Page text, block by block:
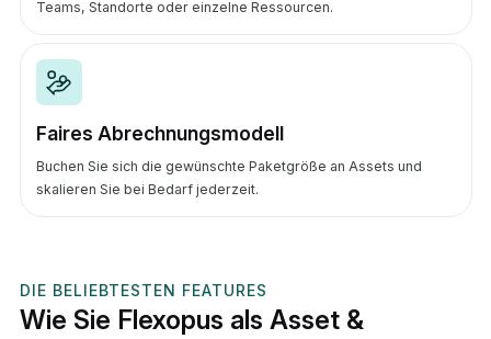
Teams, Standorte oder einzelne Ressourcen.
Faires Abrechnungsmodell
Buchen Sie sich die gewünschte Paketgröße an Assets und
skalieren Sie bei Bedarf jederzeit.
DIE BELIEBTESTEN FEATURES
Wie Sie Flexopus als Asset &